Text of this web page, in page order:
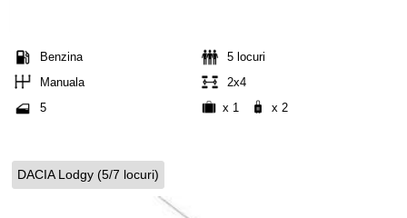
Benzina
5 locuri
Manuala
2x4
5
x 1 x 2
DACIA Lodgy (5/7 locuri)